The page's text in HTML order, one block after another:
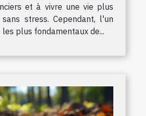
et à vivre une vie plus
stress. Cependant, l'un
plus fondamentaux de...